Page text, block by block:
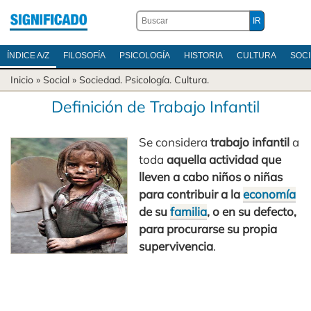
ÍNDICE A/Z FILOSOFÍA PSICOLOGÍA HISTORIA CULTURA
Inicio » Social » Sociedad. Psicología. Cultura.
Definición de Trabajo Infantil
Se considera trabajo infantila
todaaquella actividad que
lleven a cabo niños o niñas
para contribuir a laeconomía
de sufamilia, o en su defecto,
para procurarse su propia
supervivencia.